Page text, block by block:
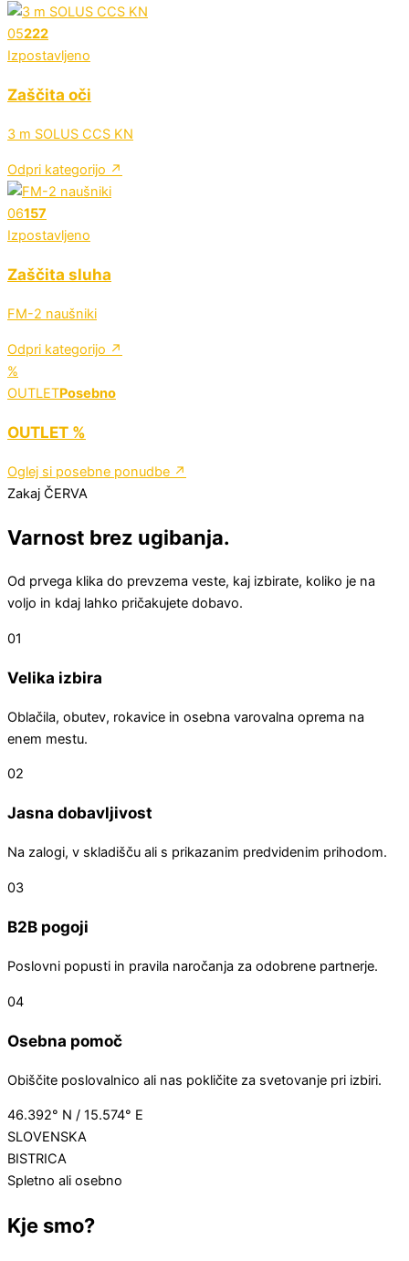
05222
Izpostavljeno
Zaščita oči
3 m SOLUS CCS KN
Odpri kategorijo ↗
06157
Izpostavljeno
Zaščita sluha
FM-2 naušniki
Odpri kategorijo ↗
%
OUTLETPosebno
OUTLET %
Oglej si posebne ponudbe ↗
Zakaj ČERVA
Varnost brez ugibanja.
Od prvega klika do prevzema veste, kaj izbirate, koliko je na
voljo in kdaj lahko pričakujete dobavo.
01
Velika izbira
Oblačila, obutev, rokavice in osebna varovalna oprema na
enem mestu.
02
Jasna dobavljivost
Na zalogi, v skladišču ali s prikazanim predvidenim prihodom.
03
B2B pogoji
Poslovni popusti in pravila naročanja za odobrene partnerje.
04
Osebna pomoč
Obiščite poslovalnico ali nas pokličite za svetovanje pri izbiri.
46.392° N / 15.574° E
SLOVENSKA
BISTRICA
Spletno ali osebno
Kje smo?